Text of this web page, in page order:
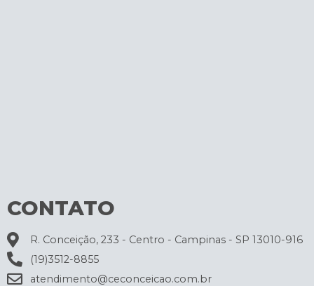
CONTATO
R. Conceição, 233 - Centro - Campinas - SP 13010-916
(19)3512-8855
atendimento@ceconceicao.com.br